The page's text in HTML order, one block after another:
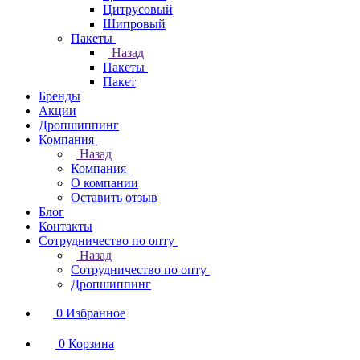
Цитрусовый
Шипровый
Пакеты
Назад
Пакеты
Пакет
Бренды
Акции
Дропшиппинг
Компания
Назад
Компания
О компании
Оставить отзыв
Блог
Контакты
Сотрудничество по опту
Назад
Сотрудничество по опту
Дропшиппинг
0 Избранное
0 Корзина